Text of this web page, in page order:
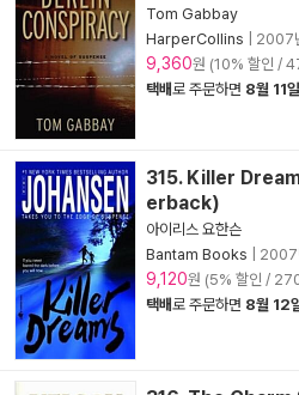
Tom Gabbay
HarperCollins
2007
9,360원 (10% 할인 /
택배로 주문하면 8월 11
315. Killer
erback)
아이리스 요한슨
Bantam Books
2007
9,120원 (5% 할인 /
택배로 주문하면 8월 12